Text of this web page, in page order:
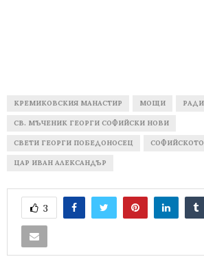
КРЕМИКОВСКИЯ МАНАСТИР МОЩИ
СВ. МЪЧЕНИК ГЕОРГИ СОФИЙСКИ НОВИ
СВЕТИ ГЕОРГИ ПОБЕДОНОСЕЦ
ЦАР ИВАН АЛЕКСАНДЪР
3